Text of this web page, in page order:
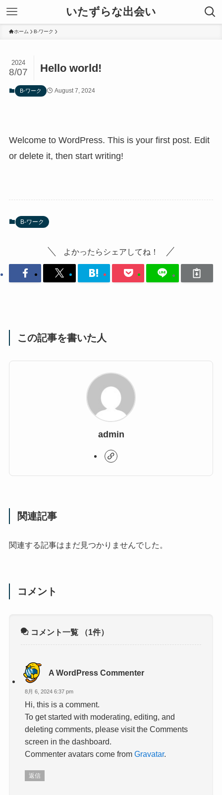
いたずらな出会い
ホーム B-ワーク
Hello world!
2024
8/07
B-ワーク August 7, 2024
Welcome to WordPress. This is your first post. Edit
or delete it, then start writing!
B-ワーク
よかったらシェアしてね！
この記事を書いた人
admin
関連記事
関連する記事はまだ見つかりませんでした。
コメント
コメント一覧 （1件）
A WordPress Commenter
8月 6, 2024 6:37 pm
Hi, this is a comment.
To get started with moderating, editing, and
deleting comments, please visit the Comments
screen in the dashboard.
Commenter avatars come fromGravatar.
返信